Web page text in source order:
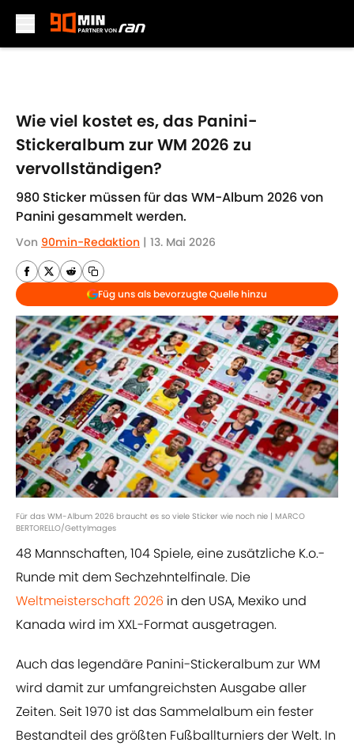
Wie viel kostet es, das Panini-
Stickeralbum zur WM 2026 zu
vervollständigen?
980 Sticker müssen für das WM-Album 2026 von
Panini gesammelt werden.
Von 90min-Redaktion | 13. Mai 2026
Füg uns als bevorzugte Quelle hinzu
Für das WM-Album 2026 braucht es so viele Sticker wie noch nie | MARCO
BERTORELLO/GettyImages
48 Mannschaften, 104 Spiele, eine zusätzliche K.o.-
Runde mit dem Sechzehntelfinale. Die
Weltmeisterschaft 2026 in den USA, Mexiko und
Kanada wird im XXL-Format ausgetragen.
Auch das legendäre Panini-Stickeralbum zur WM
wird damit zur umfangreichsten Ausgabe aller
Zeiten. Seit 1970 ist das Sammelalbum ein fester
Bestandteil des größten Fußballturniers der Welt. In